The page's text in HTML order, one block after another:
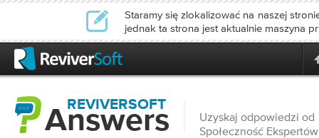
Staramy się zlokalizować na naszej
jednak ta strona jest aktualnie maszyna
REVIVERSOFT
Answers
Uzyskaj odpowiedzi od
Społeczność